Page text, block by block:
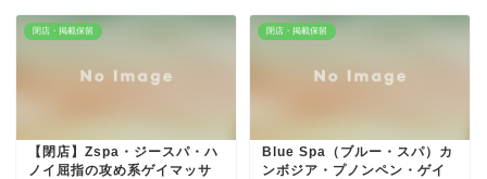
閉店・掲載保留
【閉店】Zspa・ジースパ・ハ
ノイ屈指の攻め系ゲイマッサ
閉店・掲載保留
Blue Spa（ブルー・スパ）カ
ンボジア・プノンペン・ゲイ